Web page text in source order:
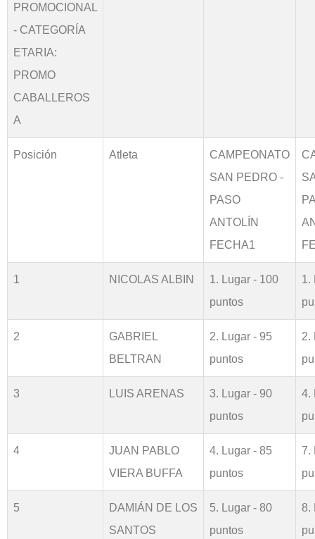
PROMOCIONAL
- CATEGORÍA
ETARIA:
PROMO
CABALLEROS
A
Posición Atleta
CAMPEONATO
SAN PEDRO -
PASO
ANTOLÍN
FECHA1
1 NICOLAS ALBIN
1. Lugar - 100
puntos
1.
2
GABRIEL
BELTRAN
2. Lugar - 95
puntos
2.
3 LUIS ARENAS
3. Lugar - 90
puntos
4.
4
JUAN PABLO
VIERA BUFFA
4. Lugar - 85
puntos
7.
5
DAMIÁN DE LOS
SANTOS
5. Lugar - 80
puntos
8.